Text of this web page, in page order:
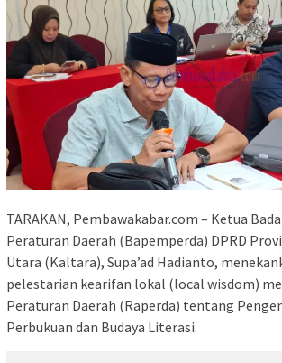
TARAKAN, Pembawakabar.com – Ketua
Peraturan Daerah (Bapemperda) DPRD
Utara (Kaltara), Supa’ad Hadianto,
pelestarian kearifan lokal (local wisdom)
Peraturan Daerah (Raperda) tentang
Perbukuan dan Budaya Literasi.